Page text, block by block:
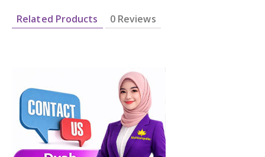
Related Products 0 Reviews